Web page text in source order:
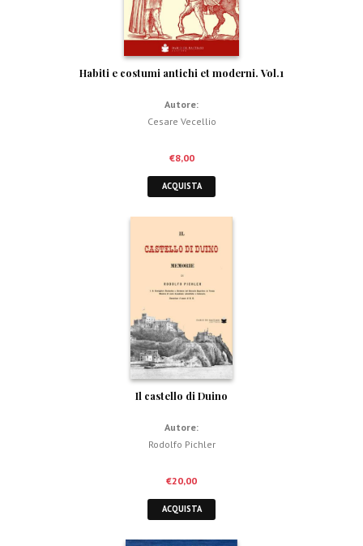
Habiti e costumi antichi et moderni. Vol.1
Autore:
Cesare Vecellio
€8,00
ACQUISTA
Il castello di Duino
Autore:
Rodolfo Pichler
€20,00
ACQUISTA